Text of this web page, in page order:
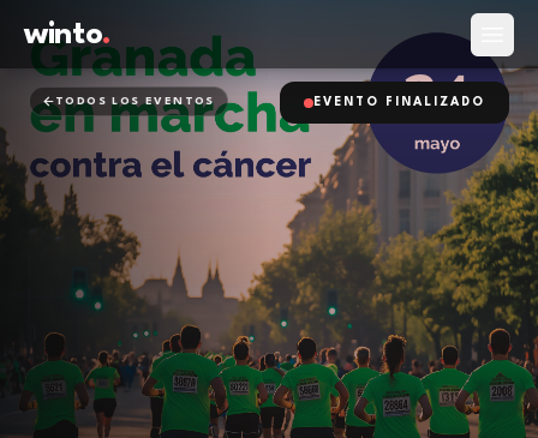
winto.
TODOS LOS EVENTOS EVENTO FINALIZADO